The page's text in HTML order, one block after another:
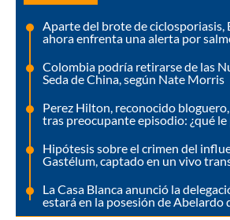
Aparte del brote de ciclosporiasis,
ahora enfrenta una alerta por
Colombia podría retirarse de las
Seda de China, según Nate Morris
Perez Hilton, reconocido
tras preocupante episodio: ¿qué le
Hipótesis sobre el crimen del
Gastélum, captado en un vivo
La Casa Blanca anunció la
estará en la posesión de Abelardo